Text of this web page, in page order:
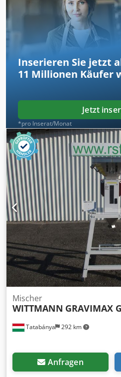
Inserieren Sie jetzt
11 Millionen Käufer
Jetzt
*pro Inserat/Monat
Tatabánya 292 km
Mischer
WITTMANN GRAVIMAX
Anfragen